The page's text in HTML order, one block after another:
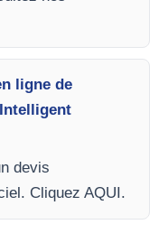
ligne de
devis
Cliquez AQUI.